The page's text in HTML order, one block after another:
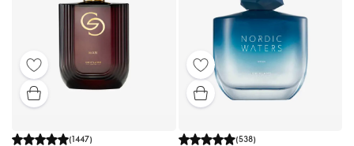
(1447)
(538)